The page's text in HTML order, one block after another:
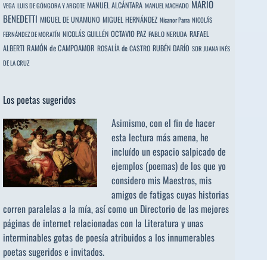
VEGA LUIS DE GÓNGORA Y ARGOTE MANUEL ALCÁNTARA MANUEL MACHADO MARIO
BENEDETTI MIGUEL DE UNAMUNO MIGUEL HERNÁNDEZ Nicanor Parra NICOLÁS
FERNÁNDEZ DE MORATÍN NICOLÁS GUILLÉN OCTAVIO PAZ PABLO NERUDA RAFAEL
ALBERTI RAMÓN de CAMPOAMOR ROSALÍA de CASTRO RUBÉN DARÍO SOR JUANA INÉS
DE LA CRUZ
Los poetas sugeridos
Asimismo, con el fin de hacer
esta lectura más amena, he
incluído un espacio salpicado de
ejemplos (poemas) de los que yo
considero mis Maestros, mis
amigos de fatigas cuyas historias
corren paralelas a la mía, así como un Directorio de las mejores
páginas de internet relacionadas con la Literatura y unas
interminables gotas de poesía atribuidos a los innumerables
poetas sugeridose invitados.